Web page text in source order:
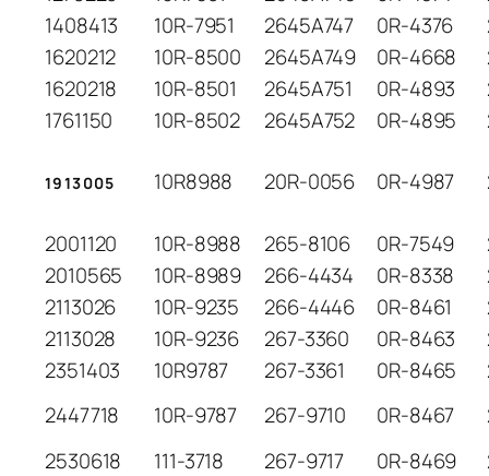
1408413
10R-7951 2645A747 0R-4376
1620212
10R-8500 2645A749 0R-4668
1620218
10R-8501 2645A751 0R-4893
1761150
10R-8502 2645A752 0R-4895
1913005 10R8988 20R-0056 0R-4987
2001120 10R-8988 265-8106 0R-7549
2010565
10R-8989 266-4434 0R-8338
2113026
10R-9235 266-4446 0R-8461
2113028
10R-9236 267-3360 0R-8463
2351403
10R9787 267-3361 0R-8465
2447718
10R-9787 267-9710 0R-8467
2530618
111-3718 267-9717 0R-8469